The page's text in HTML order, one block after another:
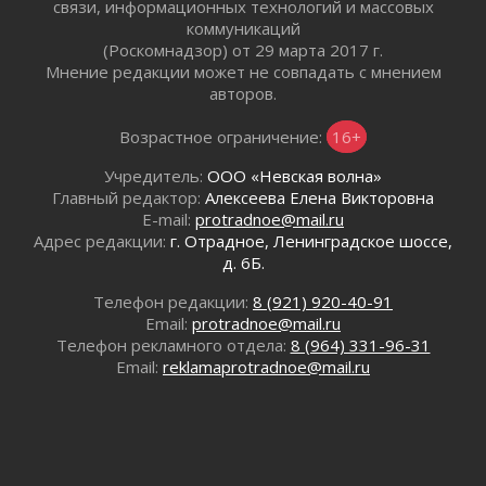
01 августа 2026
Болезнь девственниц и вампиров
01 августа 2026
Безмолвный крик о помощи
В музей всей семьёй
01 августа 2026
Без заявлений и очередей
Не женское это дело...уверены?
Все силы в кулак
Айда на пляж!
01 августа 2026
связи, информационных технологий и массовых
коммуникаций
(Роскомнадзор) от 29 марта 2017 г.
Мнение редакции может не совпадать с мнением
авторов.
Возрастное ограничение: 16+
Учредитель: ООО «Невская волна»
Главный редактор: Алексеева Елена Викторовна
E-mail: protradnoe@mail.ru
Адрес редакции: г. Отрадное, Ленинградское шоссе,
д. 6Б.
Телефон редакции: 8 (921) 920-40-91
Email: protradnoe@mail.ru
Телефон рекламного отдела: 8 (964) 331-96-31
Email: reklamaprotradnoe@mail.ru